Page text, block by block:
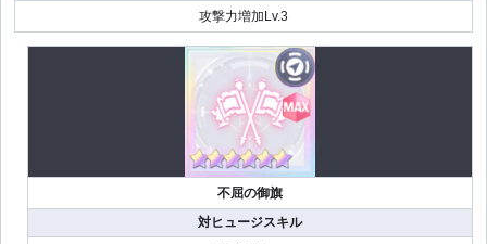
攻撃力増加Lv.3
不屈の御旗
対ヒュージスキル